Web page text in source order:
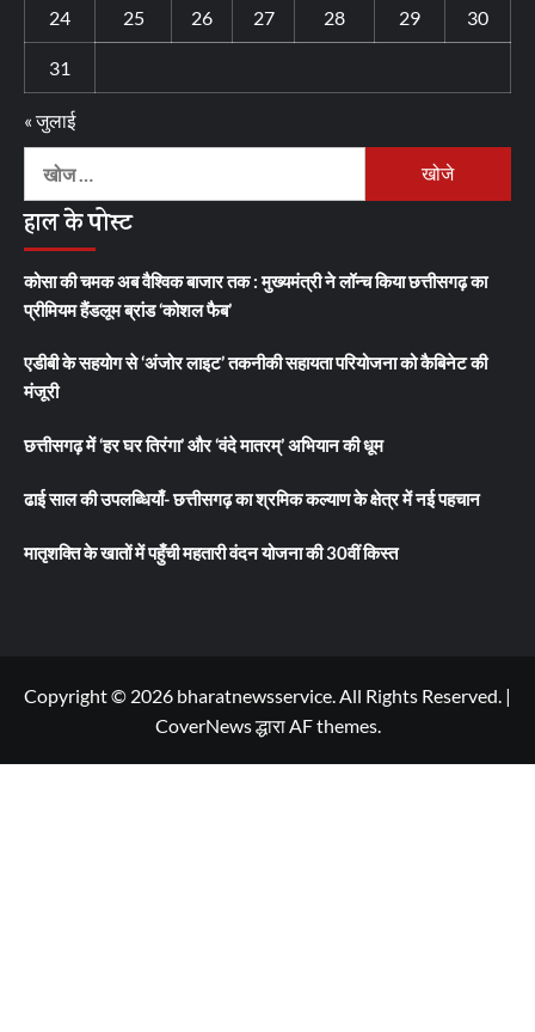
24 25 26 27 28 29 30
31
« जुलाई
निम्न
खोजें:
हाल के पोस्ट
कोसा की चमक अब वैश्विक बाजार तक : मुख्यमंत्री ने लॉन्च किया छत्तीसगढ़ का
प्रीमियम हैंडलूम ब्रांड ‘कोशल फैब’
एडीबी के सहयोग से ‘अंजोर लाइट’ तकनीकी सहायता परियोजना को कैबिनेट की
मंजूरी
छत्तीसगढ़ में ‘हर घर तिरंगा’ और ‘वंदे मातरम्’ अभियान की धूम
ढाई साल की उपलब्धियाँ- छत्तीसगढ़ का श्रमिक कल्याण के क्षेत्र में नई पहचान
मातृशक्ति के खातों में पहुँची महतारी वंदन योजना की 30वीं किस्त
Copyright © 2026 bharatnewsservice. All Rights Reserved. |
CoverNewsद्धारा AF themes.